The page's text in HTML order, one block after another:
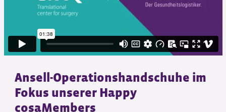
Ansell-Operationshandschuhe im
Fokus unserer Happy
cosaMembers